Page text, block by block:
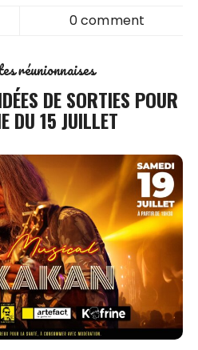
0 comment
réunionnaises
DE SORTIES POUR
DU 15 JUILLET